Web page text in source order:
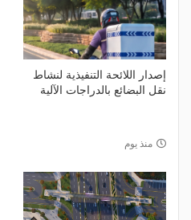
إصدار اللائحة التنفيذية لنشاط
نقل البضائع بالدراجات الآلية
منذ يوم